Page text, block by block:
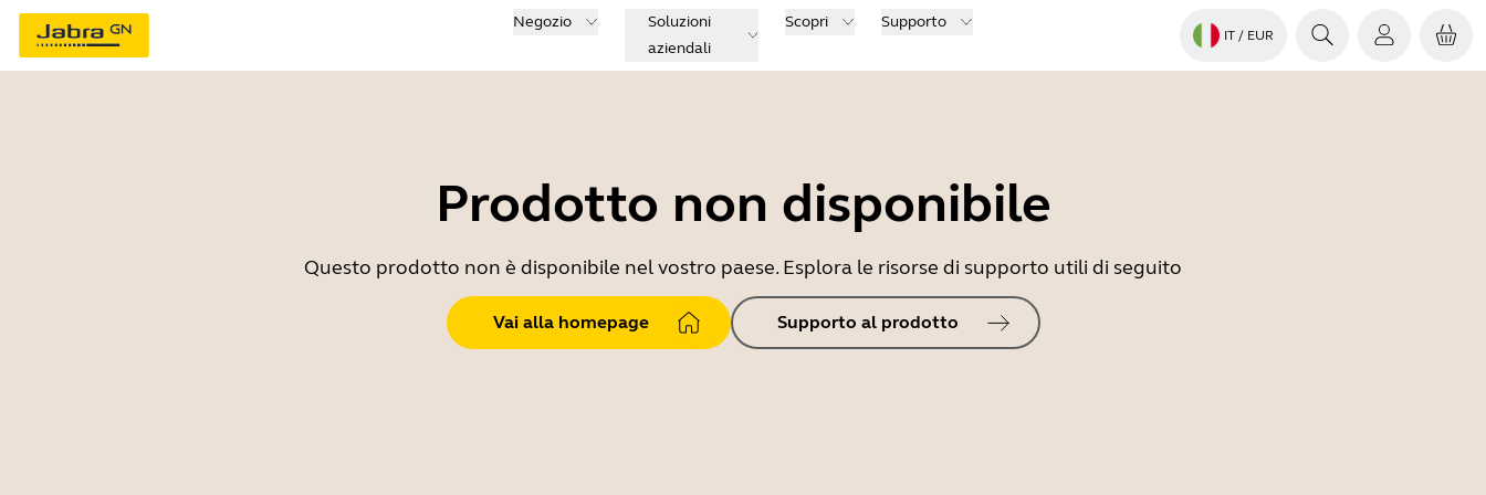
Negozio
Soluzioni
aziendali
Scopri Supporto
IT / EUR
Prodotto non disponibile
Questo prodotto non è disponibile nel vostro paese. Esplora le risorse di supporto utili di seguito
Vai alla homepage Supporto al prodotto